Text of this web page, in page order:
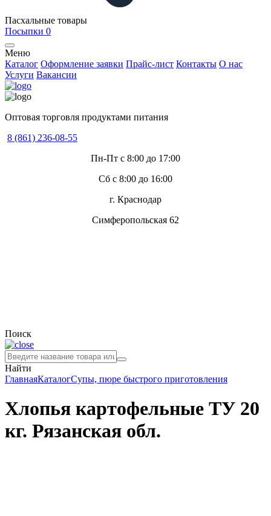
Пасхальные товары
Посыпки 0
Меню
Каталог Оформление заявки Прайс-лист Контакты О нас
Услуги Вакансии
Оптовая торговля продуктами питания
8 (861) 236-08-55
Пн-Пт с 8:00 до 17:00
Сб с 8:00 до 16:00
г. Краснодар
Симферопольская 62
Поиск
Найти
ГлавнаяКаталогСупы, пюре быстрого приготовления
Хлопья картофельные ТУ 20
кг. Рязанская обл.